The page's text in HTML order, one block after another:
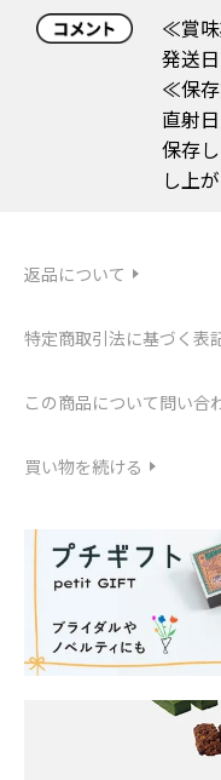
≪賞
発送
≪保
直射
保存
し上
返品について
特定商取引法に基づく表
この商品について問い合
買い物を続ける